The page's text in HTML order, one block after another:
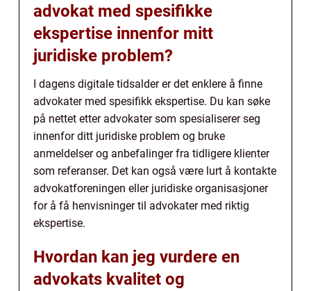
advokat med spesifikke
ekspertise innenfor mitt
juridiske problem?
I dagens digitale tidsalder er det enklere å finne
advokater med spesifikk ekspertise. Du kan søke
på nettet etter advokater som spesialiserer seg
innenfor ditt juridiske problem og bruke
anmeldelser og anbefalinger fra tidligere klienter
som referanser. Det kan også være lurt å kontakte
advokatforeningen eller juridiske organisasjoner
for å få henvisninger til advokater med riktig
ekspertise.
Hvordan kan jeg vurdere en
advokats kvalitet og